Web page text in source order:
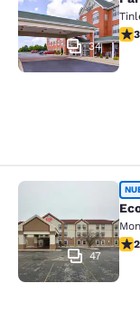
34
Econo
47